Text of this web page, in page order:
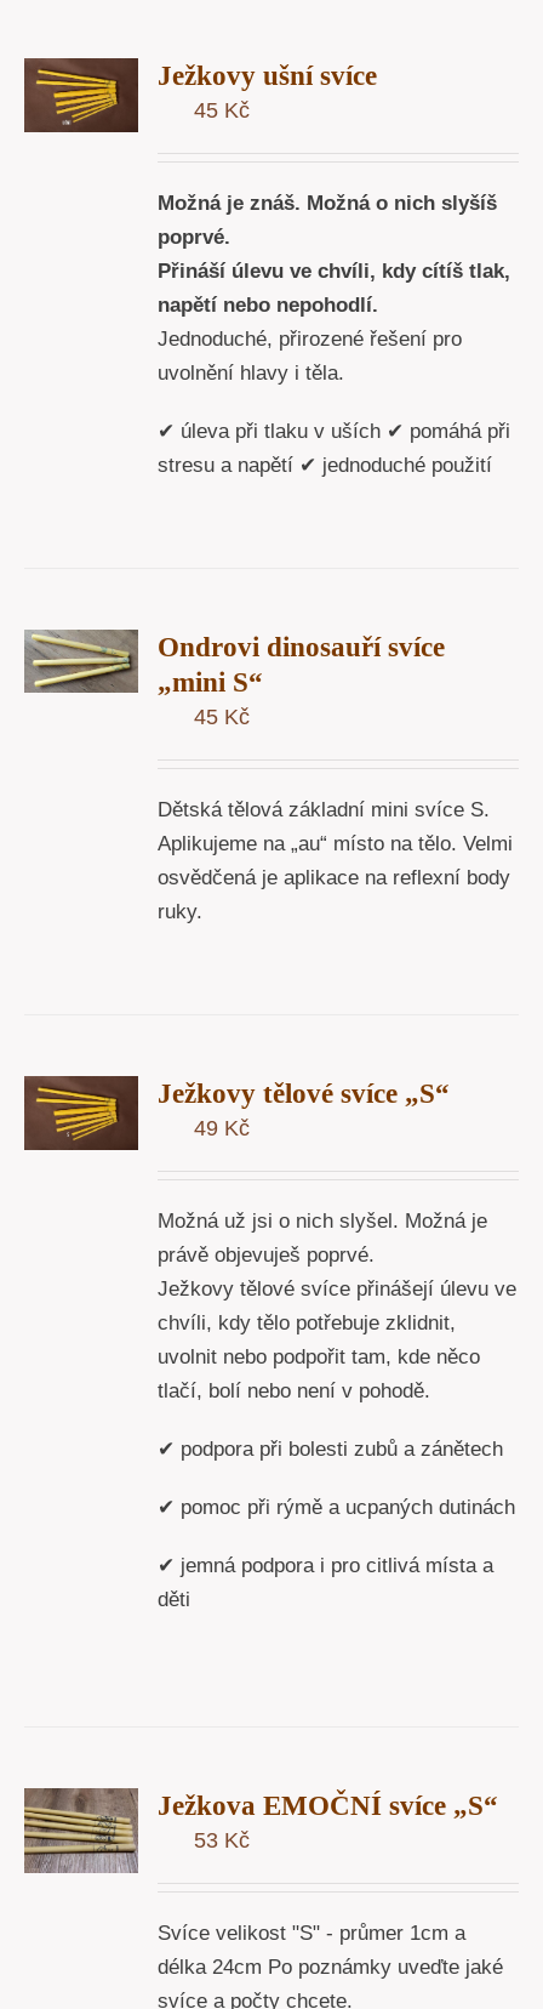
Ježkovy ušní svíce
45 Kč
Možná je znáš. Možná o nich slyšíš
poprvé.
Přináší úlevu ve chvíli, kdy cítíš tlak,
napětí nebo nepohodlí.
Jednoduché, přirozené řešení pro
uvolnění hlavy i těla.
✔ úleva při tlaku v uších ✔ pomáhá při
stresu a napětí ✔ jednoduché použití
Ondrovi dinosauří svíce
„mini S“
45 Kč
Dětská tělová základní mini svíce S.
Aplikujeme na „au“ místo na tělo. Velmi
osvědčená je aplikace na reflexní body
ruky.
Ježkovy tělové svíce „S“
49 Kč
Možná už jsi o nich slyšel. Možná je
právě objevuješ poprvé.
Ježkovy tělové svíce přinášejí úlevu ve
chvíli, kdy tělo potřebuje zklidnit,
uvolnit nebo podpořit tam, kde něco
tlačí, bolí nebo není v pohodě.
✔ podpora při bolesti zubů a zánětech
✔ pomoc při rýmě a ucpaných dutinách
✔ jemná podpora i pro citlivá místa a
děti
Ježkova EMOČNÍ svíce „S“
53 Kč
Svíce velikost "S" - průmer 1cm a
délka 24cm Po poznámky uveďte jaké
svíce a počty chcete.